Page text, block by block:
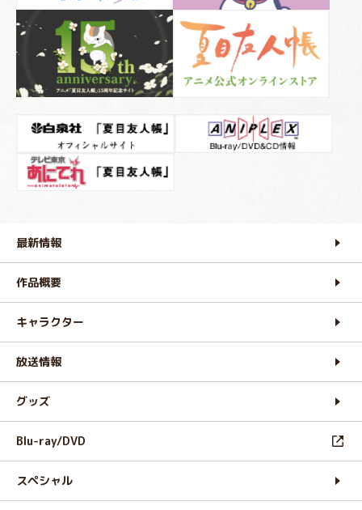
最新情報
作品概要
キャラクター
放送情報
グッズ
Blu-ray/DVD
スペシャル